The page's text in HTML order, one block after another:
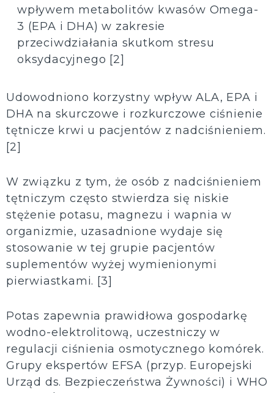
wpływem metabolitów kwasów Omega-
3 (EPA i DHA) w zakresie
przeciwdziałania skutkom stresu
oksydacyjnego [2]
Udowodniono korzystny wpływ ALA, EPA i
DHA na skurczowe i rozkurczowe ciśnienie
tętnicze krwi u pacjentów z nadciśnieniem.
[2]
W związku z tym, że osób z nadciśnieniem
tętniczym często stwierdza się niskie
stężenie potasu, magnezu i wapnia w
organizmie, uzasadnione wydaje się
stosowanie w tej grupie pacjentów
suplementów wyżej wymienionymi
pierwiastkami. [3]
Potas zapewnia prawidłowa gospodarkę
wodno-elektrolitową, uczestniczy w
regulacji ciśnienia osmotycznego komórek.
Grupy ekspertów EFSA (przyp. Europejski
Urząd ds. Bezpieczeństwa Żywności) i WHO